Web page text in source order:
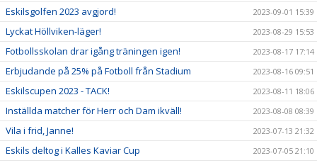
Eskilsgolfen 2023 avgjord! 2023-09-01 15:39
Lyckat Höllviken-läger! 2023-08-29 15:53
Fotbollsskolan drar igång träningen igen! 2023-08-17 17:14
Erbjudande på 25% på Fotboll från Stadium 2023-08-16 09:51
Eskilscupen 2023 - TACK! 2023-08-11 18:06
Inställda matcher för Herr och Dam ikväll! 2023-08-08 08:39
Vila i frid, Janne! 2023-07-13 21:32
Eskils deltog i Kalles Kaviar Cup 2023-07-05 21:10